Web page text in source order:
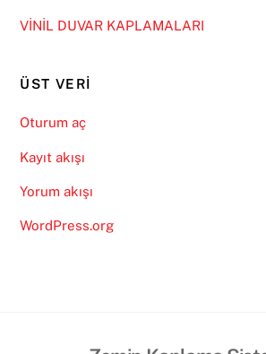
VİNİL DUVAR KAPLAMALARI
ÜST VERI
Oturum aç
Kayıt akışı
Yorum akışı
WordPress.org